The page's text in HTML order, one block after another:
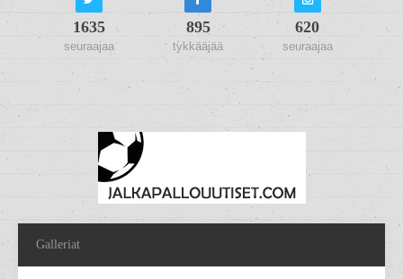
1635
seuraajaa
895
tykkääjää
620
seuraajaa
Galleriat